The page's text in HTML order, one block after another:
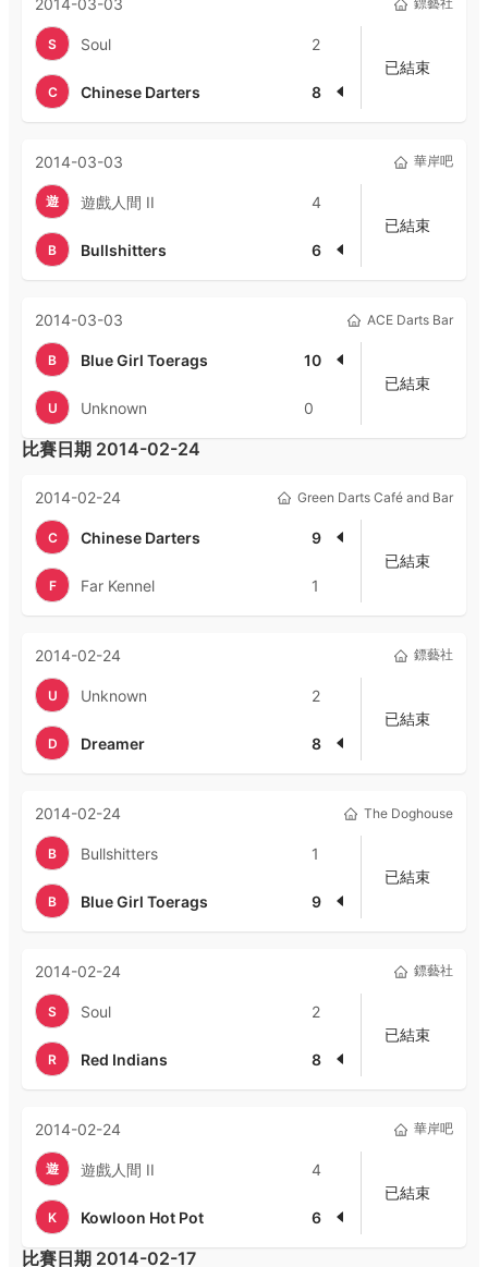
2014-03-03
S Soul 2
C Chinese Darters 8
已結束
2014-03-03 華岸吧
遊 遊戲人間 II 4
B Bullshitters 6
已結束
2014-03-03 ACE Darts Bar
B Blue Girl Toerags 10
U Unknown 0
已結束
比賽日期 2014-02-24
2014-02-24 Green Darts Café and Bar
C Chinese Darters 9
F Far Kennel 1
已結束
2014-02-24 鏢藝社
U Unknown 2
D Dreamer 8
已結束
2014-02-24 The Doghouse
B Bullshitters 1
B Blue Girl Toerags 9
已結束
2014-02-24 鏢藝社
S Soul 2
R Red Indians 8
已結束
2014-02-24 華岸吧
遊 遊戲人間 II 4
K Kowloon Hot Pot 6
已結束
比賽日期 2014-02-17